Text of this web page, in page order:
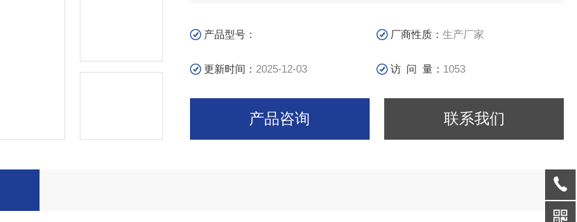
产品型号： 厂商性质：生产厂家
更新时间： 2025-12-03 访 问 量： 1053
产品咨询 联系我们